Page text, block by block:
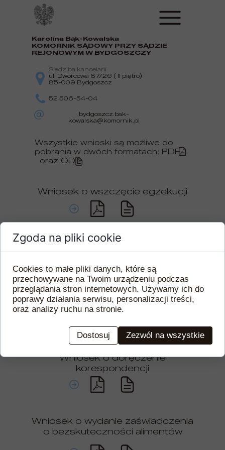
Wniosek o wydanie zaświadczenia
o bezskuteczności alimentów
Wniosek o doręczenie
korespondencji
Wniosek o egzekucję z alimentów
Wniosek o zabezpieczenie
Wniosek o wszczęcie egzekucji
Wszystkie wnioski są możliwe do
pobrania w dwóch formatach: PDF
oraz ODT
Karolina Bąk-Kowalska
KOMORNIK SĄDOWY PRZY SĄDZIE
REJONOWYM W BYDGOSZCZY
52 506-54-04
Siedziba kancelarii
ul. Dworcowa 87/26 ( II piętro)
85-009 Bydgoszcz
bydgoszcz.bak-
kowalska@komornik.pl
Zgoda na pliki cookie
Cookies to małe pliki danych, które są
przechowywane na Twoim urządzeniu podczas
przeglądania stron internetowych. Używamy ich do
poprawy działania serwisu, personalizacji treści,
oraz analizy ruchu na stronie.
Dostosuj Zezwól na wszystkie